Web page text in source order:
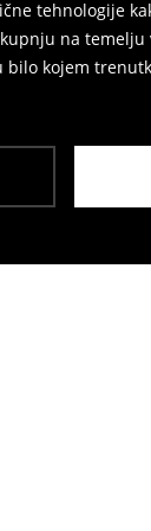
tehnologije
na
kojem